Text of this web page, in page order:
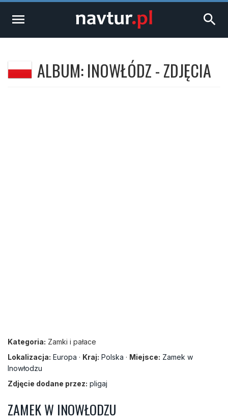
menu search
ALBUM: INOWŁÓDZ - ZDJĘCIA
Kategoria: Zamki i pałace
Lokalizacja: Europa · Kraj: Polska · Miejsce: Zamek w
Inowłodzu
Zdjęcie dodane przez: pligaj
ZAMEK W INOWŁODZU